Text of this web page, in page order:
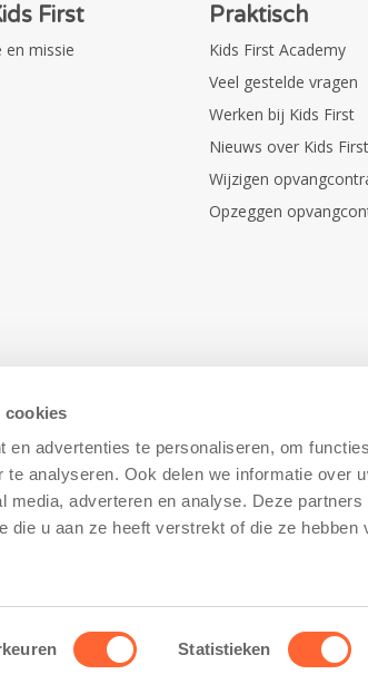
cookies
en advertenties te personaliseren, om
te analyseren. Ook delen we informatie over
adverteren en analyse. Deze partners
die u aan ze heeft verstrekt of die ze hebben
Statistieken
First
en missie
Praktisch
Kids First Academy
Veel gestelde vragen
Werken bij Kids First
Nieuws over Kids First
Wijzigen
Opzeggen
– Cookiebeleid